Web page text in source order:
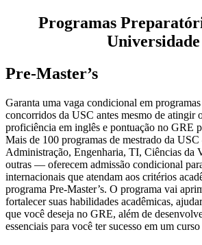
Programas
Universidade
Pre-Master’s
Garanta uma vaga condicional em
concorridos da USC antes mesmo de atingir
proficiência em inglês e pontuação no GRE
Mais de 100 programas de mestrado da
Administração, Engenharia, TI, Ciências da
outras — oferecem admissão condicional
internacionais que atendam aos critérios
programa Pre-Master’s. O programa vai
fortalecer suas habilidades acadêmicas,
que você deseja no GRE, além de
essenciais para você ter sucesso em um